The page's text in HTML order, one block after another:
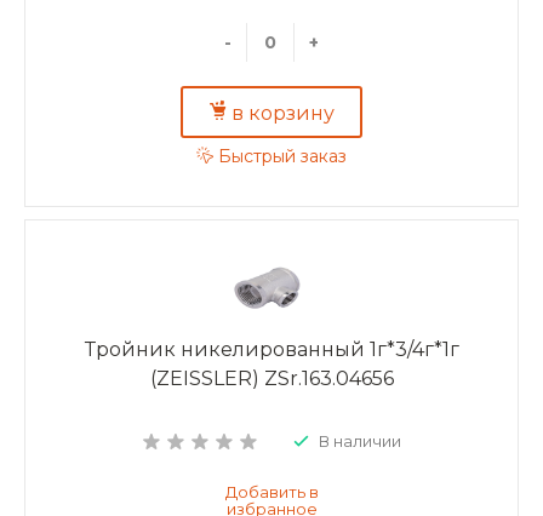
- +
в корзину
Быстрый заказ
Тройник никелированный 1г*3/4г*1г
(ZEISSLER) ZSr.163.04656
В наличии